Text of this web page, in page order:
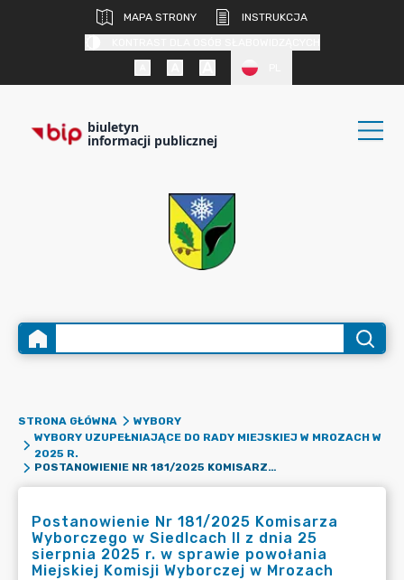
MAPA STRONY
INSTRUKCJA
biuletyn
informacji publicznej
STRONA GŁÓWNA
WYBORY
WYBORY UZUPEŁNIAJĄCE DO RADY MIEJSKIEJ W MROZACH W
2025 R.
POSTANOWIENIE NR 181/2025 KOMISARZA WYBORCZEGO W SIEDLCACH II Z DNIA 25 SIERPNIA 2025 R. W SPRAWIE POWOŁANIA MIEJSKIEJ KOMISJI WYBORCZEJ W MROZACH
Postanowienie Nr 181/2025 Komisarza
Wyborczego w Siedlcach II z dnia 25
sierpnia 2025 r. w sprawie powołania
Miejskiej Komisji Wyborczej w Mrozach